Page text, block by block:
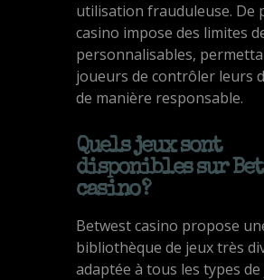
utilisation frauduleuse. De
casino impose des limites
personnalisables,
joueurs de contrôler leurs
de manière responsable.
Quels jeux sont
disponibles sur
casino ?
Betwest casino propose
bibliothèque de jeux très
adaptée à tous les types